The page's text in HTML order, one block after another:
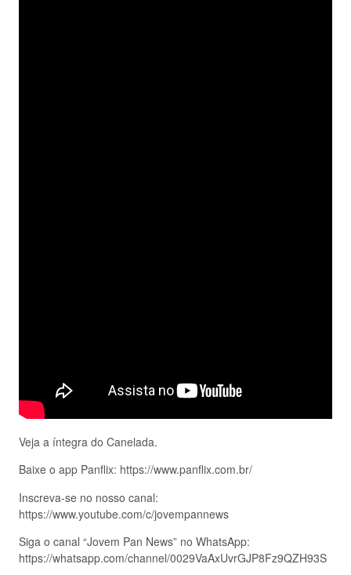
Veja a íntegra do Canelada.
Baixe o app Panflix: https://www.panflix.com.br/
Inscreva-se no nosso canal:
https://www.youtube.com/c/jovempannews
Siga o canal “Jovem Pan News” no WhatsApp:
https://whatsapp.com/channel/0029VaAxUvrGJP8Fz9QZH93S